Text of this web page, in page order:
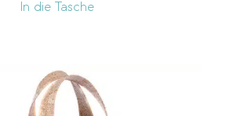
In die Tasche